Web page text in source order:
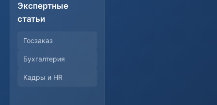
Экспертные
статьи
Госзаказ
Бухгалтерия
Кадры и HR